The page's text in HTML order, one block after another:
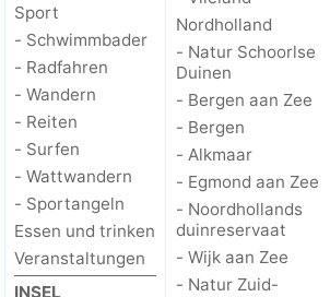
Sport
- Schwimmbader
- Radfahren
- Wandern
- Reiten
- Surfen
- Wattwandern
- Sportangeln
Essen und trinken
Veranstaltungen
INSEL
Nordholland
- Natur Schoorlse
Duinen
- Bergen aan Zee
- Bergen
- Alkmaar
- Egmond aan Zee
- Noordhollands
duinreservaat
- Wijk aan Zee
- Natur Zuid-